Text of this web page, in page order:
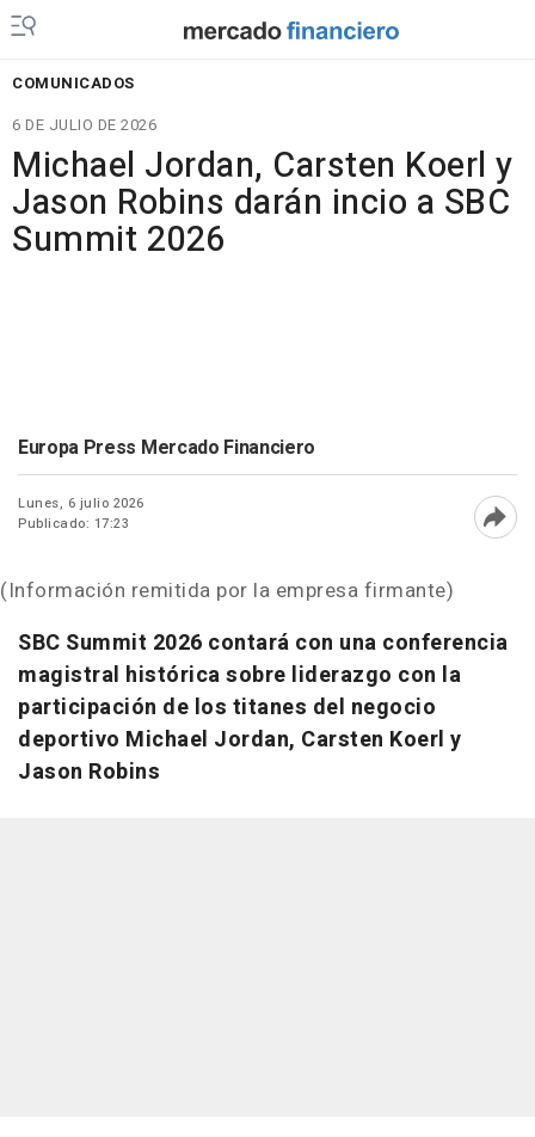
COMUNICADOS
6 DE JULIO DE 2026
Michael Jordan, Carsten Koerl y
Jason Robins darán incio a SBC
Summit 2026
Europa Press Mercado Financiero
Lunes, 6 julio 2026
Publicado: 17:23
(Información remitida por la empresa firmante)
SBC Summit 2026 contará con una conferencia
magistral histórica sobre liderazgo con la
participación de los titanes del negocio
deportivo Michael Jordan, Carsten Koerl y
Jason Robins